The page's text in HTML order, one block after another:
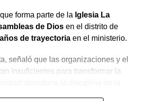
forma parte de la Iglesia La
de Diosen el distrito de
de trayectoriaen el ministerio.
señaló que las organizaciones y el
insuficientes para transformar la